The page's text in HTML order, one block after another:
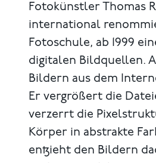
Fotokünstler Thomas
international
Fotoschule, ab 1999
digitalen Bild­quellen.
Bildern aus dem
Er vergrößert die
verzerrt die
Körper in abstrakte
entzieht den Bildern